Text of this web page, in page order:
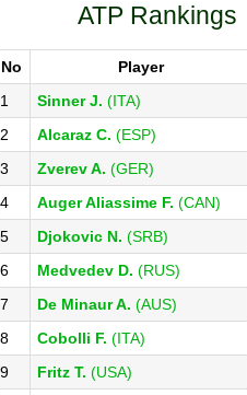
ATP Rankings
No Player
1
Sinner J. (ITA)
2
Alcaraz C. (ESP)
3
Zverev A. (GER)
4
Auger Aliassime F. (CAN)
5
Djokovic N. (SRB)
6
Medvedev D. (RUS)
7
De Minaur A. (AUS)
8
Cobolli F. (ITA)
9
Fritz T. (USA)